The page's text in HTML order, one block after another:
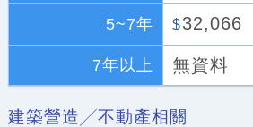
5~7年 $32,066
7年以上 無資料
建築營造╱不動產相關